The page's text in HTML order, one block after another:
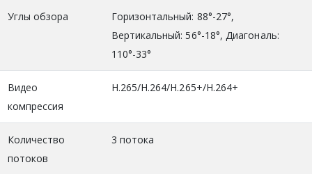
Углы обзора
Горизонтальный: 88°-27°,
Вертикальный: 56°-18°, Диагональ:
110°-33°
Видео
компрессия
H.265/H.264/H.265+/H.264+
Количество
потоков
3 потока